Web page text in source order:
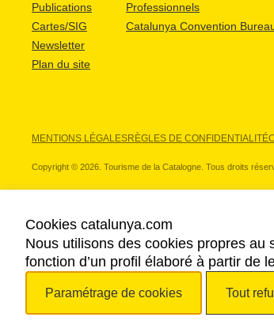
Publications
Cartes/SIG
Newsletter
Plan du site
Professionnels
Catalunya Convention
MENTIONS LÉGALESRÈGLES DE CONFIDENTIALITÉ
Copyright © 2026. Tourisme de la Catalogne. Tous droits
NOS PARTENAIRES
Cookies catalunya.com
Nous utilisons des cookies propres
fonction d’un profil élaboré à partir de
Paramétrage de cookies Tout